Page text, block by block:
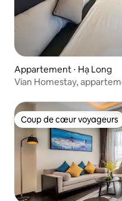
Appartement ⋅ Hạ Long
Vian Homestay,
Coup de cœur voyageurs
Coup de cœur voyageurs